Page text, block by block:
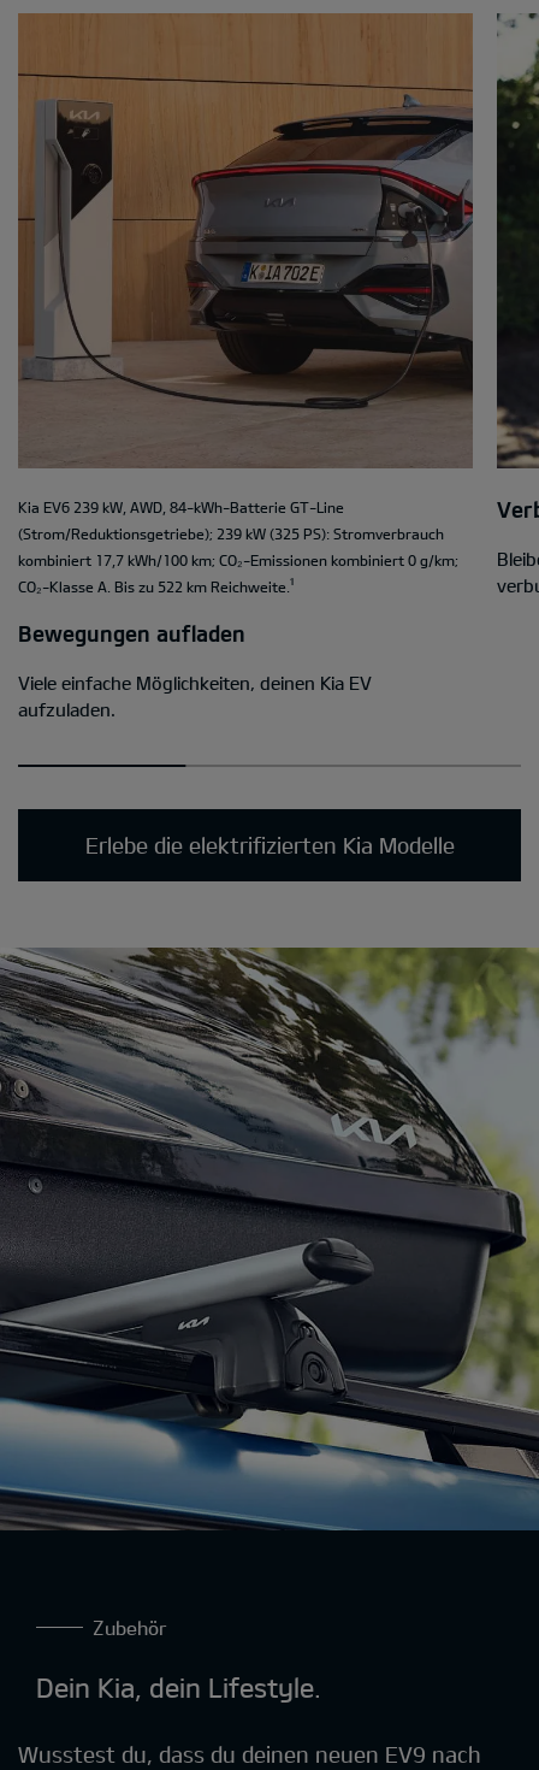
Zubehör
Dein Kia, dein Lifestyle.
Wusstest du, dass du deinen neuen EV9 nach